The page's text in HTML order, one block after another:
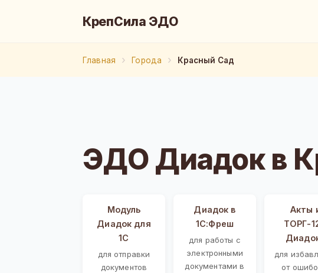
КрепСила ЭДО
Главная Города Красный Сад
ЭДО Диадок в
Модуль
Диадок для
1С
для отправки
документов
Диадок в
1С:Фреш
для работы с
электронными
документами в
Акты
ТОРГ-
для
от